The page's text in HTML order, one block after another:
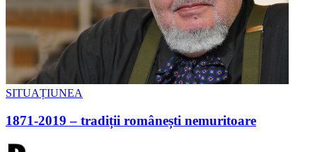
SITUAȚIUNEA
1871-2019 – tradiții românești nemuritoare